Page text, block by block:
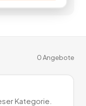
0Angebote
Kategorie.